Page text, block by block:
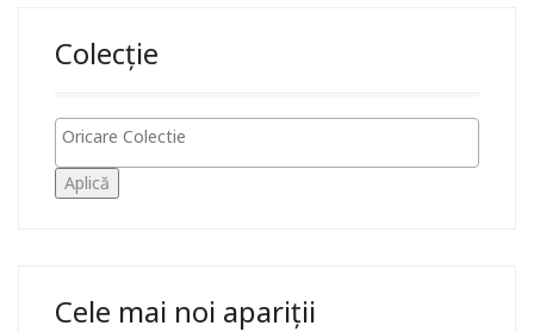
Colecție
Aplică
Cele mai noi apariții